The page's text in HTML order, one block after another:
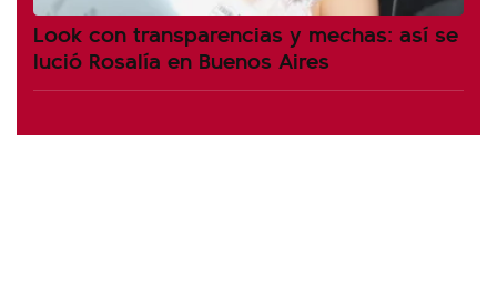
Look con transparencias y mechas: así se
lució Rosalía en Buenos Aires